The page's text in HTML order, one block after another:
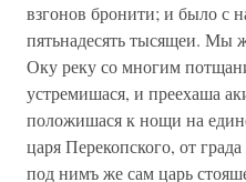
взгонов бронити; и было с
пятьнадесять тысящеи. Мы
Оку реку со многим
устремишася, и преехаша
положишася к нощи на
царя Перекопского, от
под нимъ же сам царь